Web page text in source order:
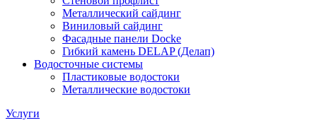
Металлический сайдинг
Виниловый сайдинг
Фасадные панели Docke
Гибкий камень DELAP (Делап)
Водосточные системы
Пластиковые водостоки
Металлические водостоки
Услуги